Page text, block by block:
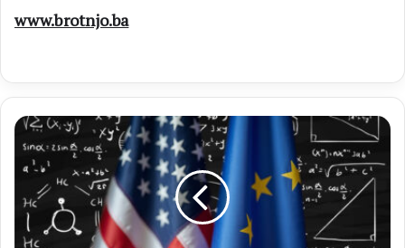
www.brotnjo.ba
EU
vs
USA
Europa
želi
postati
novo